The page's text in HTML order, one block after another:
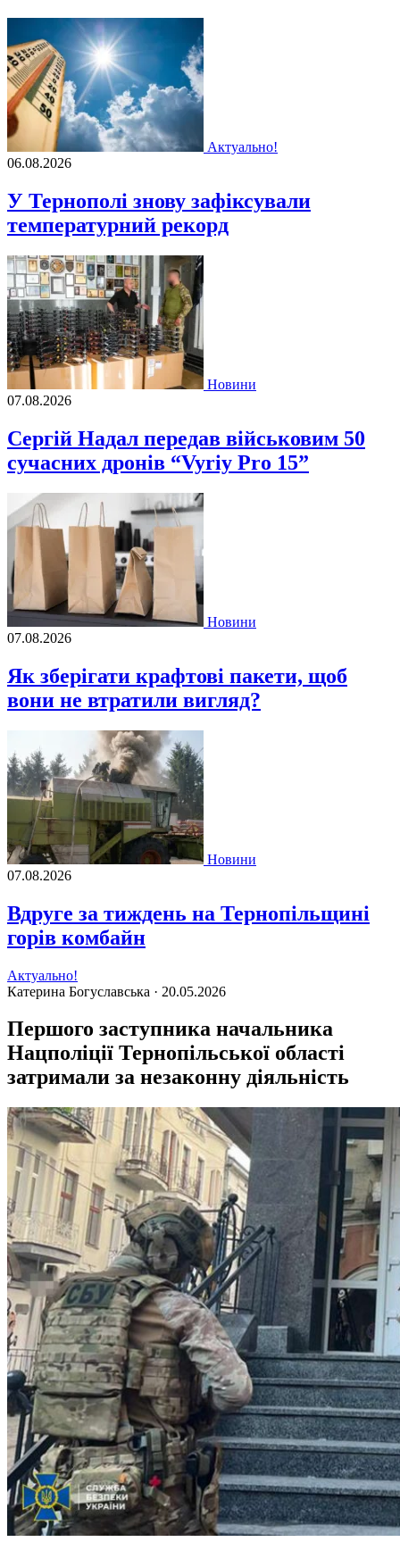
Актуально!
06.08.2026
У Тернополі знову зафіксували
температурний рекорд
Новини
07.08.2026
Сергій Надал передав військовим 50
сучасних дронів “Vyriy Pro 15”
Новини
07.08.2026
Як зберігати крафтові пакети, щоб
вони не втратили вигляд?
Новини
07.08.2026
Вдруге за тиждень на Тернопільщині
горів комбайн
Актуально!
Катерина Богуславська · 20.05.2026
Першого заступника начальника
Нацполіції Тернопільської області
затримали за незаконну діяльність